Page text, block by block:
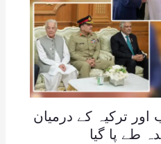
ترکیہ کے درمیان
طے پا گیا